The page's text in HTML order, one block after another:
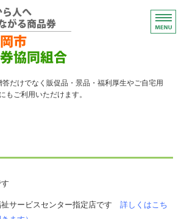
コンパクトなプレゼン
だけでなく販促品・景品・福利厚生やご自宅用
にもご利用いただけます。
サービスセンター指定店です 詳しくはこち